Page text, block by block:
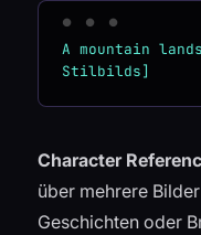
A mountain
Character
über mehrere
Geschichten oder